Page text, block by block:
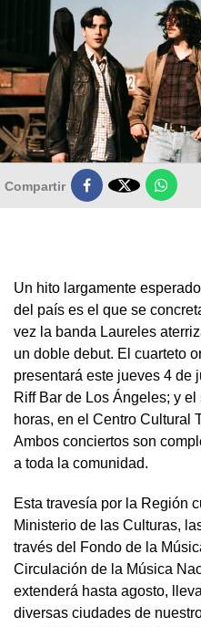
Compartir 
Un hito largamente
del país es el que se
vez la banda Laureles
un doble debut. El cuarteto
presentará este jueves 4 de
Riff Bar de Los Ángeles; y
horas, en el Centro Cultural
Ambos conciertos son
a toda la comunidad.
Esta travesía por la Región
Ministerio de las Culturas,
través del Fondo de la
Circulación de la Música
extenderá hasta agosto,
diversas ciudades de